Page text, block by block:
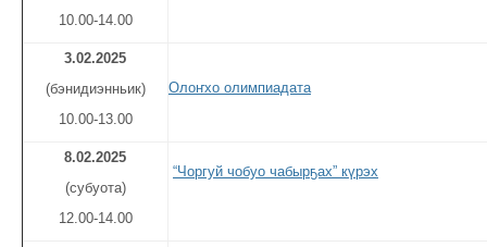
10.00-14.00
3.02.2025
(бэнидиэнньик)
10.00-13.00
Олоҥхо олимпиадата
8.02.2025
(субуота)
12.00-14.00
“Чоргуй чобуо чабырҕах” күрэх